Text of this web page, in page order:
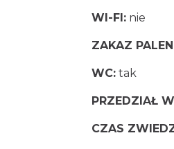
WI-FI: nie
ZAKAZ
WC: tak
PRZEDZIAŁ
CZAS